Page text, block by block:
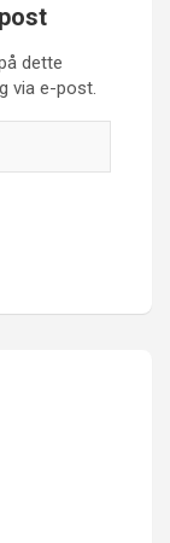
dette
via e-post.